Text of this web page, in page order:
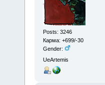
Posts: 3246
Карма: +699/-30
Gender:
UeArtemis